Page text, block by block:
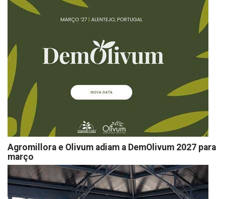
Agromillora e Olivum adiam a DemOlivum 2027 para
março